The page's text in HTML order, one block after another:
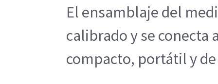
El ensamblaje del
calibrado y se conecta
compacto, portátil y